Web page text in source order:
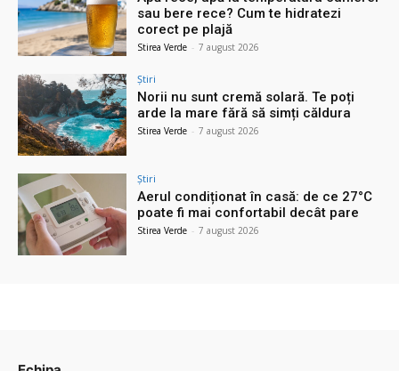
sau bere rece? Cum te hidratezi
corect pe plajă
Stirea Verde - 7 august 2026
Știri
Norii nu sunt cremă solară. Te poți
arde la mare fără să simți căldura
Stirea Verde - 7 august 2026
Știri
Aerul condiționat în casă: de ce 27°C
poate fi mai confortabil decât pare
Stirea Verde - 7 august 2026